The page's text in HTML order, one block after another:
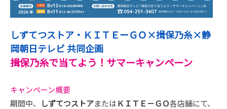
しずてつストア・ＫＩＴＥーＧＯ×揖保乃糸×静
岡朝日テレビ 共同企画
揖保乃糸で当てよう！サマーキャンペーン
キャンペーン概要
期間中、
しずてつストアまたはＫＩＴＥ－ＧＯ各店舗にて、